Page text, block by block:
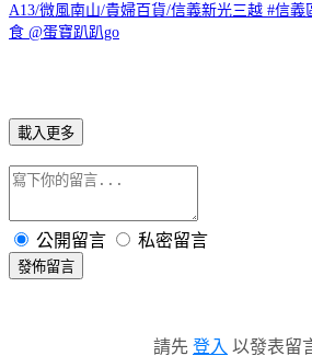
A13/微風南山/貴婦百貨/信義新光三越 #信義
食 @蛋寶趴趴go
載入更多
公開留言 私密留言
發佈留言
請先 登入 以發表留